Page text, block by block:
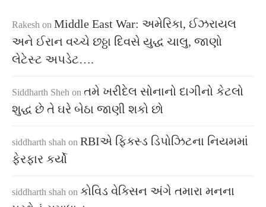
Rakesh on Middle East War: અમેરિકા, ઈઝરાયલ
અને ઈરાન વચ્ચે છઠ્ઠા દિવસે યુદ્ધ ચાલુ, જાણો
લેટેસ્ટ અપડેટ….
Siddharth Sheh on તમે ખરીદેલ સોનાનો દાગીનો કેટલો
શુદ્ધ છે તે ઘરે બેઠા જાણી શકો છો
siddharth shah on RBIએ ફિક્સ્ડ ડિપોઝિટના નિયમમાં
ફેરફાર કર્યો
siddharth shah on કોવિડ વેક્સિન અંગે તમારા મનના